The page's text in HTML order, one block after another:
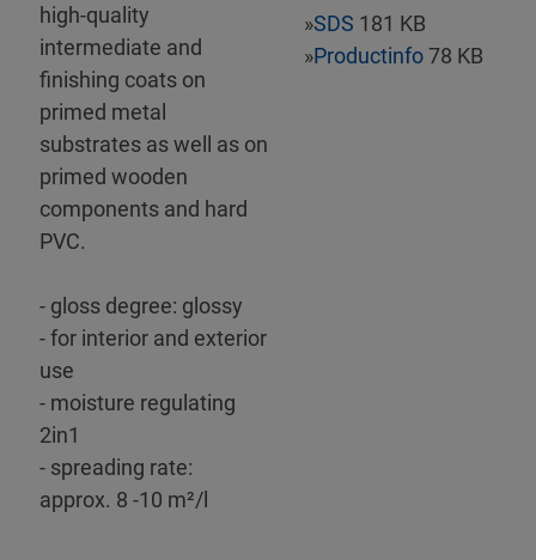
high-quality
intermediate and
finishing coats on
primed metal
substrates as well as on
primed wooden
components and hard
PVC.
- gloss degree: glossy
- for interior and exterior
use
- moisture regulating
2in1
- spreading rate:
approx. 8 -10 m²/l
»SDS 181 KB
»Productinfo78 KB